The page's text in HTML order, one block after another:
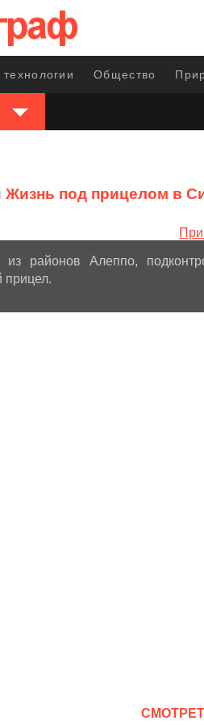
Общество
Жизнь под прицелом в
из районов Алеппо,
прицел.